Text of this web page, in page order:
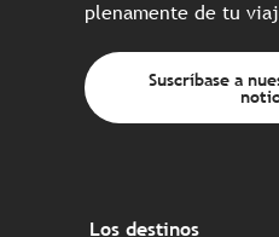
plenamente de tu
Suscríbase a
Los destinos